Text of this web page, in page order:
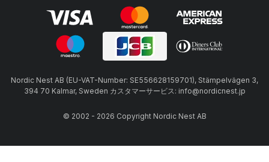
Nordic Nest AB (EU-VAT-Number: SE556628159701), Stämpelvägen 3,
394 70 Kalmar, Sweden カスタマーサービス: info@nordicnest.jp
© 2002 - 2026 Copyright Nordic Nest AB